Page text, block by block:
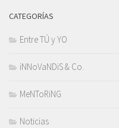
CATEGORÍAS
Entre TÚ y YO
iNNoVaNDiS & Co.
MeNToRiNG
Noticias